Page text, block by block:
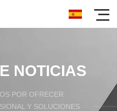
NOTICIAS
POR OFRECER
Y SOLUCIONES